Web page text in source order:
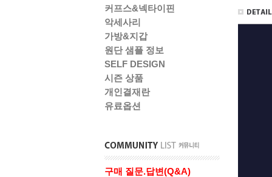
커프스&넥타이핀
악세사리
가방&지갑
원단 샘플 정보
SELF DESIGN
시즌 상품
개인결재란
유료옵션
구매 질문.답변(Q&A)